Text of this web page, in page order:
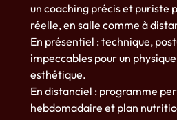
un coaching précis et puriste
réelle, en salle comme à
En présentiel : technique,
impeccables pour un
esthétique.
En distanciel : programme
hebdomadaire et plan